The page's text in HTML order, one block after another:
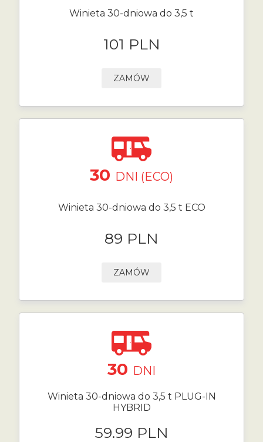
Winieta 30-dniowa do 3,5 t
101 PLN
ZAMÓW
30 DNI (ECO)
Winieta 30-dniowa do 3,5 t ECO
89 PLN
ZAMÓW
30 DNI
Winieta 30-dniowa do 3,5 t PLUG-IN
HYBRID
59.99 PLN